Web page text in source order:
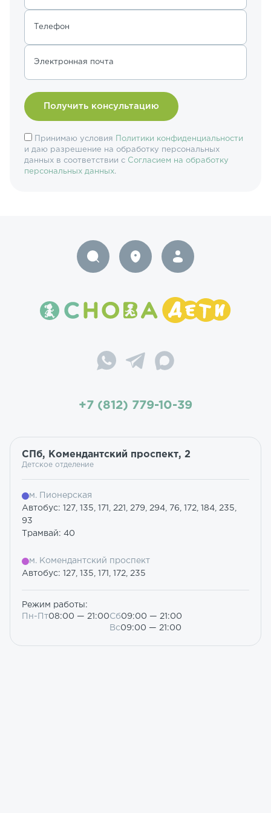
Телефон
Электронная почта
Принимаю условия
Политики конфиденциальности
и даю разрешение на обработку персональных
данных в соответствии с Согласием на обработку
персональных данных.
+7 (812) 779-10-39
СПб, Комендантский проспект, 2
Детское отделение
м. Пионерская
Автобус: 127, 135, 171, 221, 279, 294, 76, 172, 184, 235,
93
Трамвай: 40
м. Комендантский проспект
Автобус: 127, 135, 171, 172, 235
Режим работы:
Пн-Пт08:00 — 21:00Сб09:00 — 21:00
Вс09:00 — 21:00